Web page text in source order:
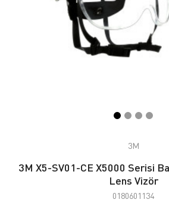
3M
3M X5-SV01-CE X5000 Serisi
Lens Vizör
0180601134